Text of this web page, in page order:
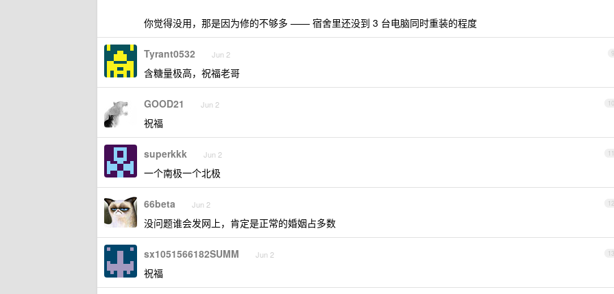
你觉得没用，那是因为修的不够多 —— 宿舍里还没到 3 台电脑同时重装的程度
9
Tyrant0532 Jun 2
含糖量极高，祝福老哥
10
GOOD21 Jun 2
祝福
11
superkkk Jun 2
一个南极一个北极
12
66beta Jun 2
没问题谁会发网上，肯定是正常的婚姻占多数
13
sx1051566182SUMM Jun 2
祝福